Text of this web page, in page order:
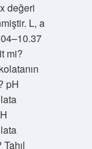
değeri
L, a
mi?
pH